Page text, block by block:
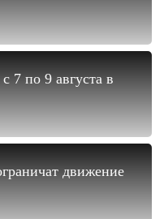
7 по 9 августа в
движение